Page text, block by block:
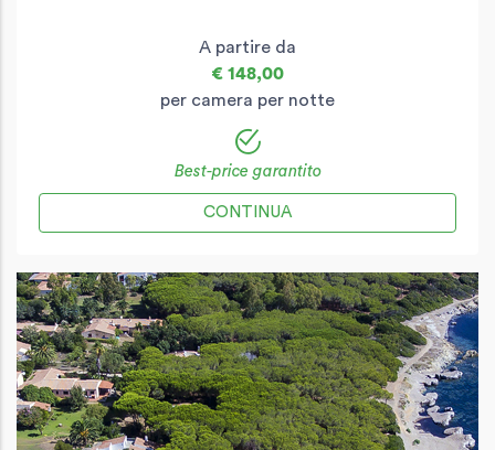
A partire da
€ 148,00
per camera per notte
Best-price garantito
CONTINUA